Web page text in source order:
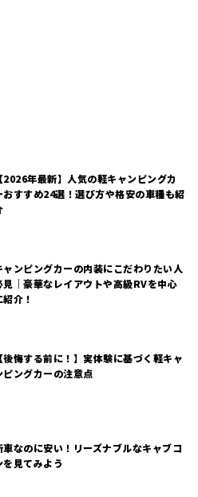
【2026年最新】人気の軽キャンピングカ
おすすめ24選！選び方や格安の車種も紹
ャンピングカーの内装にこだわりたい人
見｜豪華なレイアウトや高級RVを中心
紹介！
【後悔する前に！】実体験に基づく軽キャ
ピングカーの注意点
車なのに安い！リーズナブルなキャブコ
を見てみよう